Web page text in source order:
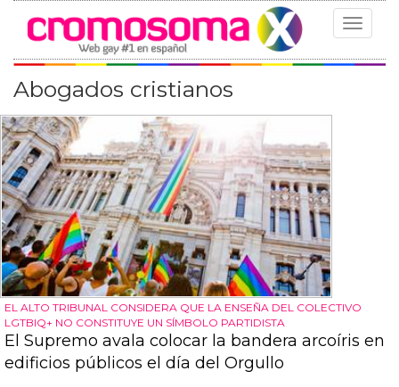
Toggle
Abogados cristianos
EL ALTO TRIBUNAL CONSIDERA QUE LA ENSEÑA DEL COLECTIVO
LGTBIQ+ NO CONSTITUYE UN SÍMBOLO PARTIDISTA
El Supremo avala colocar la bandera arcoíris en
edificios públicos el día del Orgullo